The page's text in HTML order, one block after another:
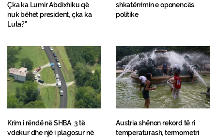
Çka ka Lumir Abdixhiku që
nuk bëhet president, çka ka
Luta?”
shkatërrimin e oponencës
politike
Krim i rëndë në SHBA, 3 të
vdekur dhe një i plagosur në
Austria shënon rekord të ri
temperaturash, termometri